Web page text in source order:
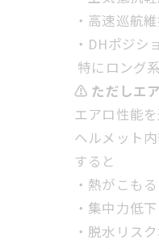
・高速巡航
・DHポジシ
特にロング
⚠ ただしエ
エアロ性能
ヘルメット
すると
・熱がこもる
・集中力低下
・脱水リス